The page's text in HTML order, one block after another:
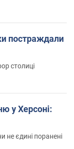
постраждали
столиці
у Херсоні:
не єдині поранені